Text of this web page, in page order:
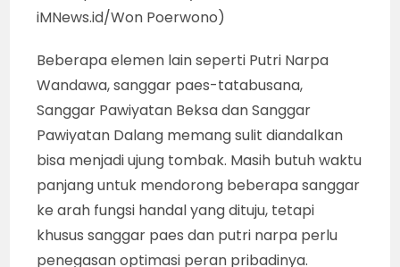
iMNews.id/Won Poerwono)
Beberapa elemen lain seperti Putri Narpa
Wandawa, sanggar paes-tatabusana,
Sanggar Pawiyatan Beksa dan Sanggar
Pawiyatan Dalang memang sulit diandalkan
bisa menjadi ujung tombak. Masih butuh waktu
panjang untuk mendorong beberapa sanggar
ke arah fungsi handal yang dituju, tetapi
khusus sanggar paes dan putri narpa perlu
penegasan optimasi peran pribadinya.